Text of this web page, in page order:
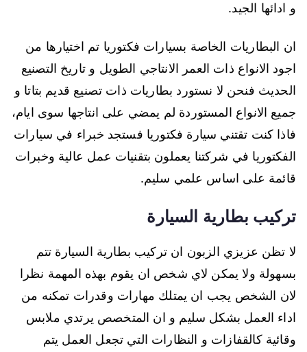
و ادائها الجيد.
ان البطاريات الخاصة بسيارات فكتوريا تم اختيارها من
اجود الانواع ذات العمر الانتاجي الطويل و تاريخ التصنيع
الحديث فنحن لا نستورد بطاريات ذات تصنيع قديم بتاتا و
جميع الانواع المستوردة لم يمضي على انتاجها سوى ايام،
فاذا كنت تقتني سيارة فكتوريا فستجد خبراء في سيارات
الفكتوريا في شركتنا يعملون بتقنيات عمل عالية وخبرات
قائمة على اساس علمي سليم.
تركيب بطارية السيارة
لا تظن عزيزي الزبون ان تركيب بطارية السيارة تتم
بسهولة ولا يمكن لاي شخص ان يقوم بهذه المهمة نظرا
لان الشخص يجب ان يمتلك مهارات وقدرات تمكنه من
اداء العمل بشكل سليم و ان المتخصص يرتدي ملابس
وقائية كالقفازات و النظارات التي تجعل العمل يتم